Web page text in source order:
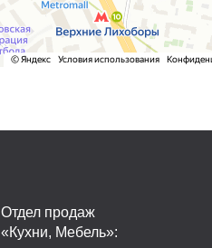
Отдел продаж
«Кухни, Мебель»: